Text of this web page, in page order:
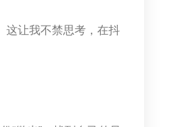
这让我不禁思考，在抖